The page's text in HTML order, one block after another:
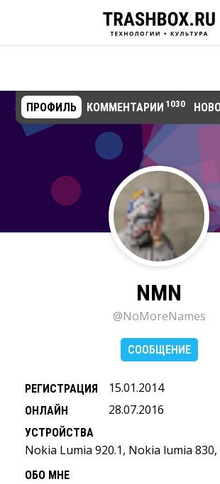
ПРОФИЛЬ КОММЕНТАРИИ 1030
NMN
@NoMoreNames
СООБЩЕНИЕ
РЕГИСТРАЦИЯ 15.01.2014
ОНЛАЙН 28.07.2016
УСТРОЙСТВА
Nokia Lumia 920.1, Nokia lumia 830,
ОБО МНЕ